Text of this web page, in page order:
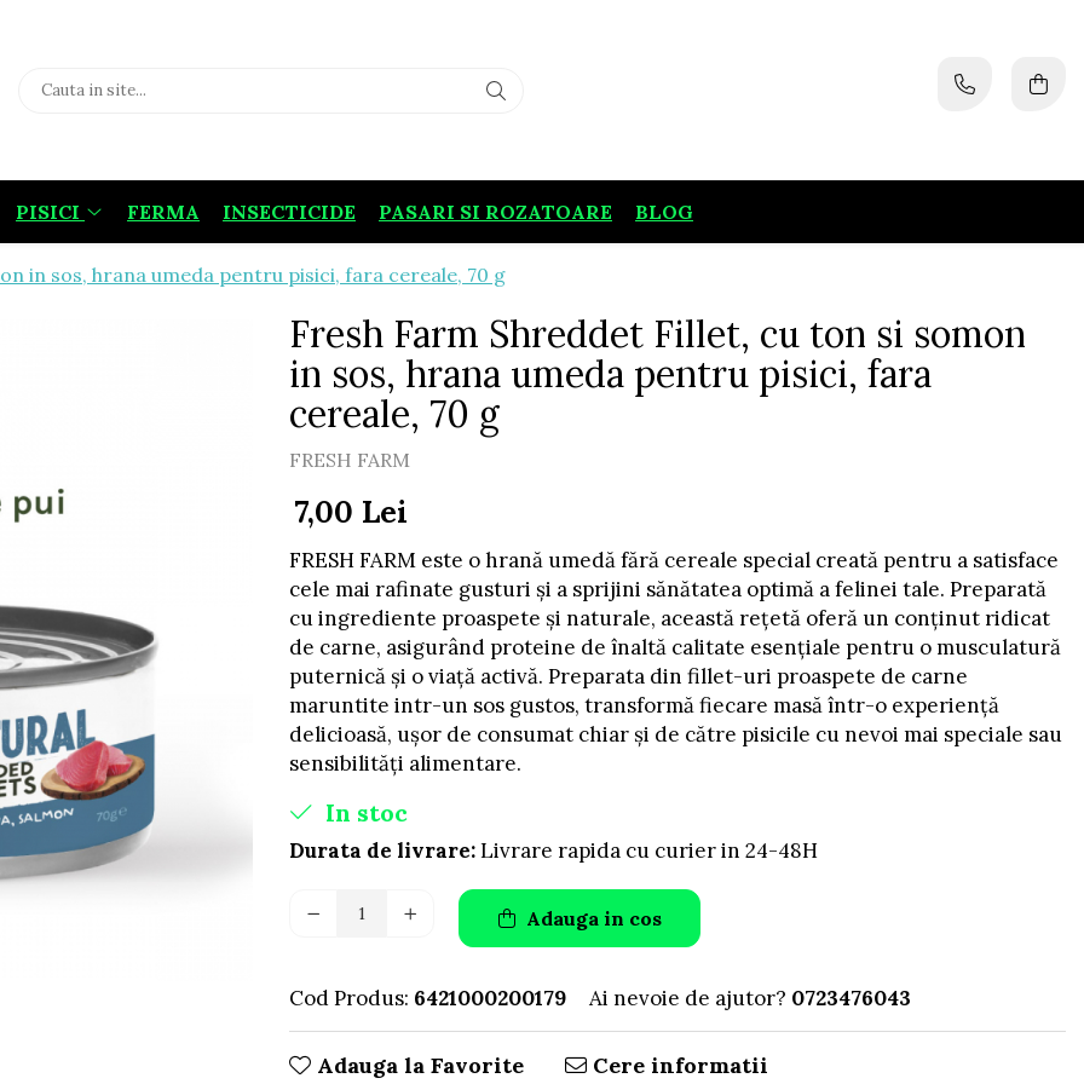
PISICI FERMA INSECTICIDE PASARI SI ROZATOARE BLOG
in sos, hrana umeda pentru pisici, fara cereale, 70 g
Fresh Farm Shreddet Fillet, cu ton si somon
in sos, hrana umeda pentru pisici, fara
cereale, 70 g
FRESH FARM
7,00 Lei
FRESH FARM este o hrană umedă fără cereale special creată pentru a satisface
cele mai rafinate gusturi și a sprijini sănătatea optimă a felinei tale. Preparată
cu ingrediente proaspete și naturale, această rețetă oferă un conținut ridicat
de carne, asigurând proteine de înaltă calitate esențiale pentru o musculatură
puternică și o viață activă. Preparata din fillet-uri proaspete de carne
maruntite intr-un sos gustos, transformă fiecare masă într-o experiență
delicioasă, ușor de consumat chiar și de către pisicile cu nevoi mai speciale sau
sensibilități alimentare.
In stoc
Durata de livrare:Livrare rapida cu curier in 24-48H
Adauga in cos
Cod Produs: 6421000200179 Ai nevoie de ajutor? 0723476043
Adauga la Favorite Cere informatii